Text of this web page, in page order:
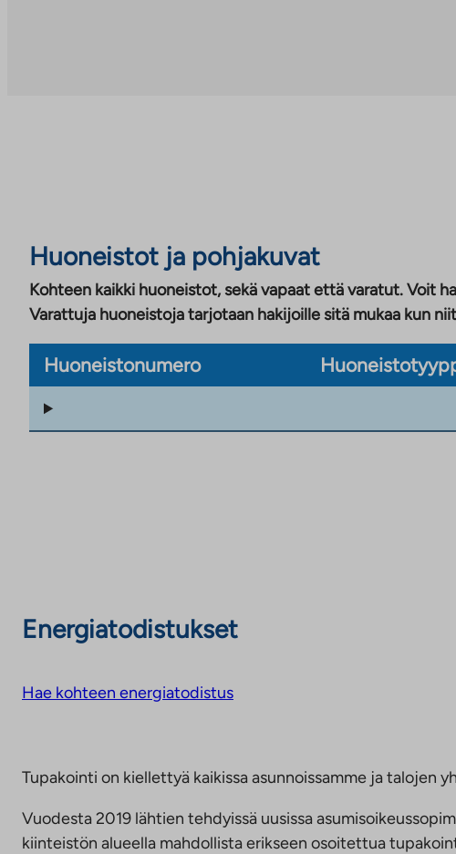
Huoneistot ja pohjakuvat
Kohteen kaikki huoneistot, sekä vapaat että varatut. Voit
Varattuja huoneistoja tarjotaan hakijoille sitä mukaa kun
Huoneistonumero
Energiatodistukset
Hae kohteen energiatodistus
Tupakointi on kiellettyä kaikissa asunnoissamme ja talojen
Vuodesta 2019 lähtien tehdyissä uusissa
kiinteistön alueella mahdollista erikseen osoitettua